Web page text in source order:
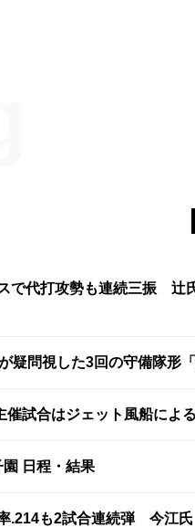
で代打攻勢も連続三振 辻
問視した3回の守備隊形
催試合はジェット風船によ
園 日程・結果
.214も2試合連続弾 今江